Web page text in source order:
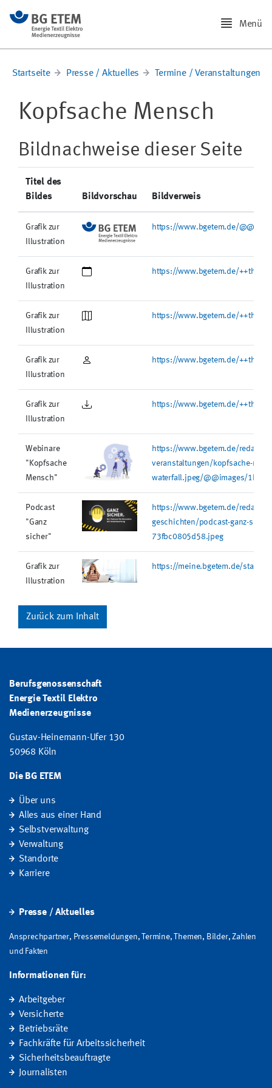
Menü
Startseite Presse / Aktuelles Termine / Veranstaltungen
Kopfsache Mensch
Bildnachweise dieser Seite
Titel des
Bildes
Bildvorschau Bildverweis
Grafik zur
Illustration
https://www.bgetem.de/
Grafik zur
Illustration
https://www.bgetem.de/
Grafik zur
Illustration
https://www.bgetem.de/
Grafik zur
Illustration
https://www.bgetem.de/
Grafik zur
Illustration
https://www.bgetem.de/
Webinare
"Kopfsache
Mensch"
https://www.bgetem.de/
veranstaltungen/kopfsache-
waterfall.jpeg/@@images/
Podcast
"Ganz
sicher"
https://www.bgetem.de/
geschichten/podcast-ganz-
73fbc0805d58.jpeg
Grafik zur
Illustration
https://meine.bgetem.de/static/
Zurück zum Inhalt
Berufsgenossenschaft
Energie Textil Elektro
Medienerzeugnisse
Gustav-Heinemann-Ufer 130
50968 Köln
Die BG ETEM
Über uns
Alles aus einer Hand
Selbstverwaltung
Verwaltung
Standorte
Karriere
Presse / Aktuelles
Ansprechpartner, Pressemeldungen, Termine, Themen, Bilder, Zahlen
und Fakten
Informationen für:
Arbeitgeber
Versicherte
Betriebsräte
Fachkräfte für Arbeitssicherheit
Sicherheitsbeauftragte
Journalisten